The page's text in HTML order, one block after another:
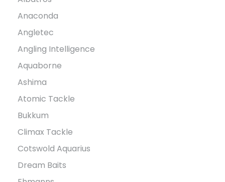
Anaconda
Angletec
Angling Intelligence
Aquaborne
Ashima
Atomic Tackle
Bukkum
Climax Tackle
Cotswold Aquarius
Dream Baits